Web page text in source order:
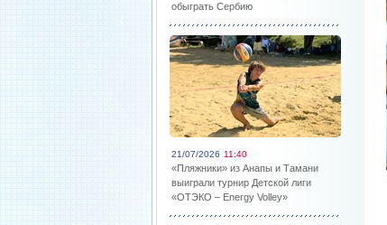
обыграть Сербию
21/07/2026 11:40
«Пляжники» из Анапы и Тамани
выиграли турнир Детской лиги
«ОТЭКО – Energy Volley»